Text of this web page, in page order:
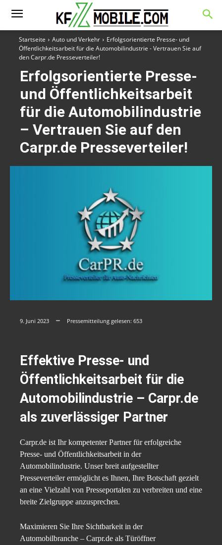
Startseite Auto und Verkehr
Erfolgsorientierte Presse- und
Öffentlichkeitsarbeit für die Automobilindustrie - Vertrauen Sie auf
den Carpr.de Presseverteiler!
Erfolgsorientierte Presse-
und Öffentlichkeitsarbeit
für die Automobilindustrie
– Vertrauen Sie auf den
Carpr.de Presseverteiler!
9. Juni 2023 Pressemitteilung gelesen: 653
Effektive Presse- und
Öffentlichkeitsarbeit für die
Automobilindustrie – Carpr.de
als zuverlässiger Partner
Carpr.de ist Ihr kompetenter Partner für erfolgreiche
Presse- und Öffentlichkeitsarbeit in der
Automobilindustrie. Unser breit aufgestellter
Presseverteiler ermöglicht es Ihnen, Ihre Botschaft gezielt
an eine Vielzahl von Presseportalen zu verbreiten und eine
breite Zielgruppe anzusprechen.
Maximieren Sie Ihre Sichtbarkeit in der
Automobilbranche – Carpr.de als Türöffner